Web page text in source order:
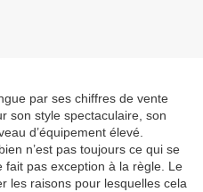
par ses chiffres de vente
son style spectaculaire, son
d’équipement élevé.
n’est pas toujours ce qui se
fait pas exception à la règle. Le
les raisons pour lesquelles cela